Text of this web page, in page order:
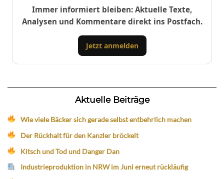
Immer informiert bleiben: Aktuelle Texte,
Analysen und Kommentare direkt ins Postfach.
Jetzt anmelden
Aktuelle Beiträge
Wie viele Bäcker sich gerade selbst entbehrlich machen
Der Rückhalt für den Kanzler bröckelt
Kitsch und Tod und Danger Dan
Industrieproduktion in NRW im Juni erneut rückläufig